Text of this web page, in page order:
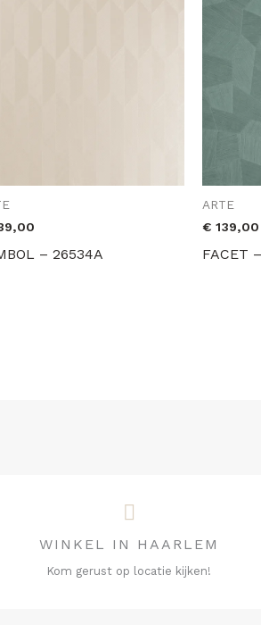
– 26534A
ARTE
€ 139,00
FACET
WINKEL IN HAARLEM
Kom gerust op locatie kijken!